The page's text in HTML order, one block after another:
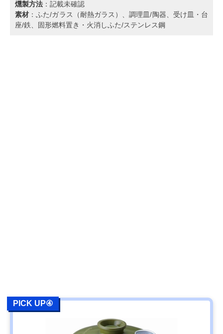
燻製方法 ：記載未確認
素材 ：ふた/ガラス（耐熱ガラス）、調理皿/陶器、受け皿・台
座/鉄、固形燃料置き・火消しふた/ステンレス鋼
PICK UP④